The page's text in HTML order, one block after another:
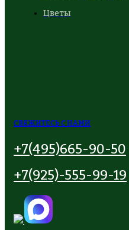
Цветы
СВЯЖИТЕСЬ С НАМИ
+7(495)665-90-50
+7(925)-555-99-19